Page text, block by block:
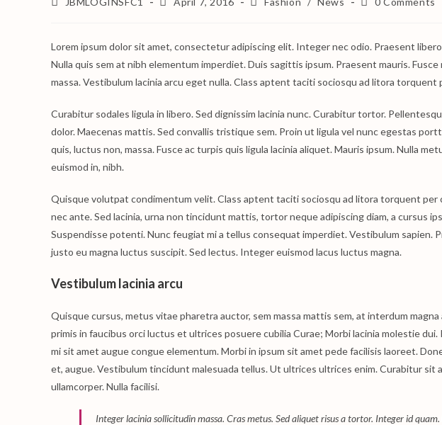
Lorem ipsum dolor sit amet, consectetur adipiscing elit. Integer nec odio. Praesent
Nulla quis sem at nibh elementum imperdiet. Duis sagittis ipsum. Praesent mauris.
massa. Vestibulum lacinia arcu eget nulla. Class aptent taciti sociosqu ad litora
Curabitur sodales ligula in libero. Sed dignissim lacinia nunc. Curabitur tortor.
dolor. Maecenas mattis. Sed convallis tristique sem. Proin ut ligula vel nunc egestas
quis, luctus non, massa. Fusce ac turpis quis ligula lacinia aliquet. Mauris ipsum. Nulla
euismod in, nibh.
Quisque volutpat condimentum velit. Class aptent taciti sociosqu ad litora torquent per
nec ante. Sed lacinia, urna non tincidunt mattis, tortor neque adipiscing diam, a cursus
Suspendisse potenti. Nunc feugiat mi a tellus consequat imperdiet. Vestibulum sapien.
justo eu magna luctus suscipit. Sed lectus. Integer euismod lacus luctus magna.
Vestibulum lacinia arcu
Quisque cursus, metus vitae pharetra auctor, sem massa mattis sem, at interdum
primis in faucibus orci luctus et ultrices posuere cubilia Curae; Morbi lacinia molestie dui.
mi sit amet augue congue elementum. Morbi in ipsum sit amet pede facilisis laoreet.
et, augue. Vestibulum tincidunt malesuada tellus. Ut ultrices ultrices enim. Curabitur sit
ullamcorper. Nulla facilisi.
Integer lacinia sollicitudin massa. Cras metus. Sed aliquet risus a tortor. Integer id